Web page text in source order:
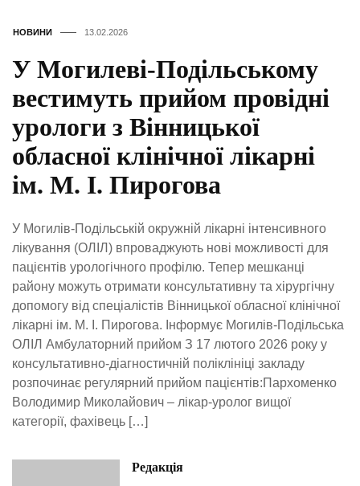
НОВИНИ 13.02.2026
У Могилеві-Подільському
вестимуть прийом провідні
урологи з Вінницької
обласної клінічної лікарні
ім. М. І. Пирогова
У Могилів-Подільській окружній лікарні інтенсивного
лікування (ОЛІЛ) впроваджують нові можливості для
пацієнтів урологічного профілю. Тепер мешканці
району можуть отримати консультативну та хірургічну
допомогу від спеціалістів Вінницької обласної клінічної
лікарні ім. М. І. Пирогова. Інформує Могилів-Подільська
ОЛІЛ Амбулаторний прийом З 17 лютого 2026 року у
консультативно-діагностичній поліклініці закладу
розпочинає регулярний прийом пацієнтів:Пархоменко
Володимир Миколайович – лікар-уролог вищої
категорії, фахівець […]
Редакція